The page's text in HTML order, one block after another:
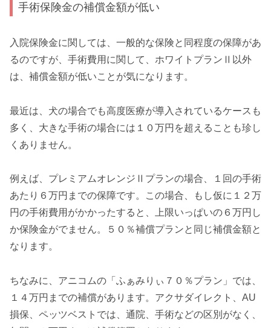
手術保険金の補償金額が低い
入院保険金に関しては、一般的な保険と同程度の保障があ
るのですが、手術費用に関して、ホワイトプランⅡ以外
は、補償金額が低いことが気になります。
最近は、犬の場合でも高度医療が導入されているケースも
多く、大きな手術の場合には１０万円を超えることも珍し
くありません。
例えば、プレミアムオレンジⅡプランの場合、１回の手術
あたり６万円までの保障です。この場合、もし仮に１２万
円の手術費用がかかったすると、上限いっぱいの６万円し
か保険金がでません。５０％補償プランと同じ補償金額と
なります。
ちなみに、アニコムの「ふぁみりぃ７０％プラン」では、
１４万円までの補償があります。アクサダイレクト、AU
損保、ペッツベストでは、通院、手術などの区別がなく、